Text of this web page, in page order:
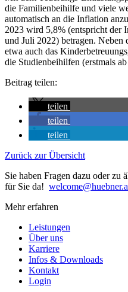
die Familienbeihilfe und viele
automatisch an die Inflation
2023 wird 5,8% (entspricht der
und Juli 2022) betragen.
etwa auch das
die Studienbeihilfen (erstmals
Beitrag teilen:
teilen
teilen
teilen
Zurück zur Übersicht
Sie haben Fragen dazu oder zu
für Sie da!
Mehr erfahren
Leistungen
Über uns
Karriere
Infos & Downloads
Kontakt
Login